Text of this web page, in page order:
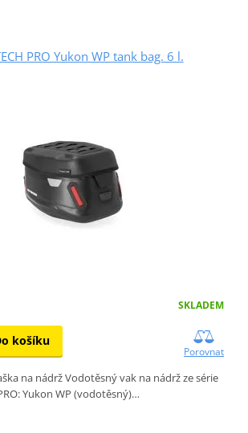
PRO Yukon WP tank bag. 6 l.
SKLADEM
košíku
Porovnat
na nádrž Vodotěsný vak na nádrž ze série
Yukon WP (vodotěsný)…